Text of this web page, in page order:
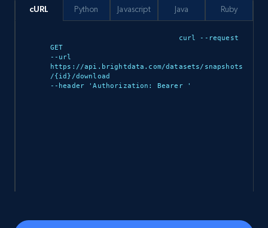
eCommerce
901+
878+ 124+ Buy Now
cURL
curl --request
GET
--url
https://api.brightdata.com/datasets/snapshots
/{id}/download
--header 'Authorization: Bearer
'
Python Javascript Java Ruby